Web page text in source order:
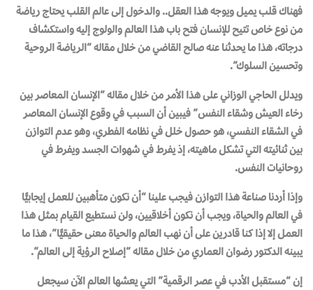
فهناك قلب يميل ويوجه هذا العقل.. والدخول إلى عالم القلب يحتاج رياضة
من نوع خاص تتيح للإنسان فتح باب هذا العالم والولوج إليه واستكشاف
درجاته، هذا ما يحدثنا عنه صالح القاضي من خلال مقاله “الرياضة الروحية
وتحسين السلوك”.
ويدلل الحاجي الوزاني على هذا الأمر من خلال مقاله “الإنسان المعاصر بين
رخاء العيش وشقاء النفس” فيبين أن السبب في وقوع الإنسان المعاصر
في الشقاء النفسي، هو حصول خلل في نظامه الفطري، وهو عدم التوازن
بين ثنائيته التي تشكل ماهيته، إذ يفرط في شهوات الجسد ويفرط في
روحانيات النفس.
وإذا أردنا صناعة هذا التوازن فيجب علينا “أن نكون متأهبين للعمل إيجابيًّا
في العالم والحياة، ويجب أن نكون أخلاقيين، ولن نستطيع القيام بمثل هذا
العمل إلا إذا كنا قادرين على أن نهب العالم والحياة معنى حقيقيًّا”، هذا ما
يبينه الدكتور رضوان العماري من خلال مقاله “إصلاح الرؤية إلى العالم”.
إن “مستقبل الأدب في عصر الرقمية” التي يعشها العالم الآن سيجعل